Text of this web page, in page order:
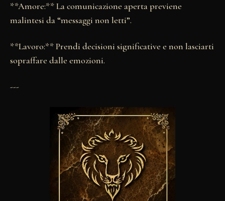
**Amore:** La comunicazione aperta previene
malintesi da “messaggi non letti”.
**Lavoro:** Prendi decisioni significative e non lasciarti
sopraffare dalle emozioni.
---